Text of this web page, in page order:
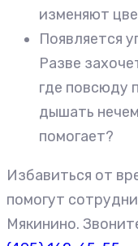
изменяют
Появляется
Разве
где повсюду
дышать
помогает?
Избавиться от
помогут
Мякинино.